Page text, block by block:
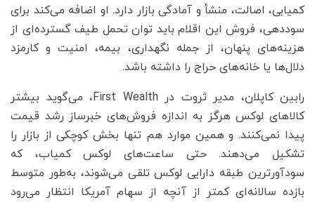
کمیابی، اصالت، منشأ و آمادگی بازار دارد. او اضافه می‌کند برای
سوددهی، فروش این اقلام باید توان تحمل طیف گسترده‌ای از
هزینه‌های پنهان، از جمله نگهداری، بیمه، امنیت و کارمزد
دلال‌ها یا خانه‌های حراج را داشته باشد.
رابین کاپلان، مدیر ثروت در First Wealth، می‌گوید بیشتر
کالاهای لوکس هرگز به اندازه فروش‌های خبرساز رشد قیمت
پیدا نمی‌کنند. و همین موارد هم تنها بخش کوچکی از بازار را
تشکیل می‌دهند. حتی ساعت‌های لوکس کمیاب، که
سودآورترین طبقه دارایی لوکس تلقی می‌شوند، به‌طور متوسط
بازده سالانه‌ای کمتر از آنچه از سهام آمریکا انتظار می‌رود